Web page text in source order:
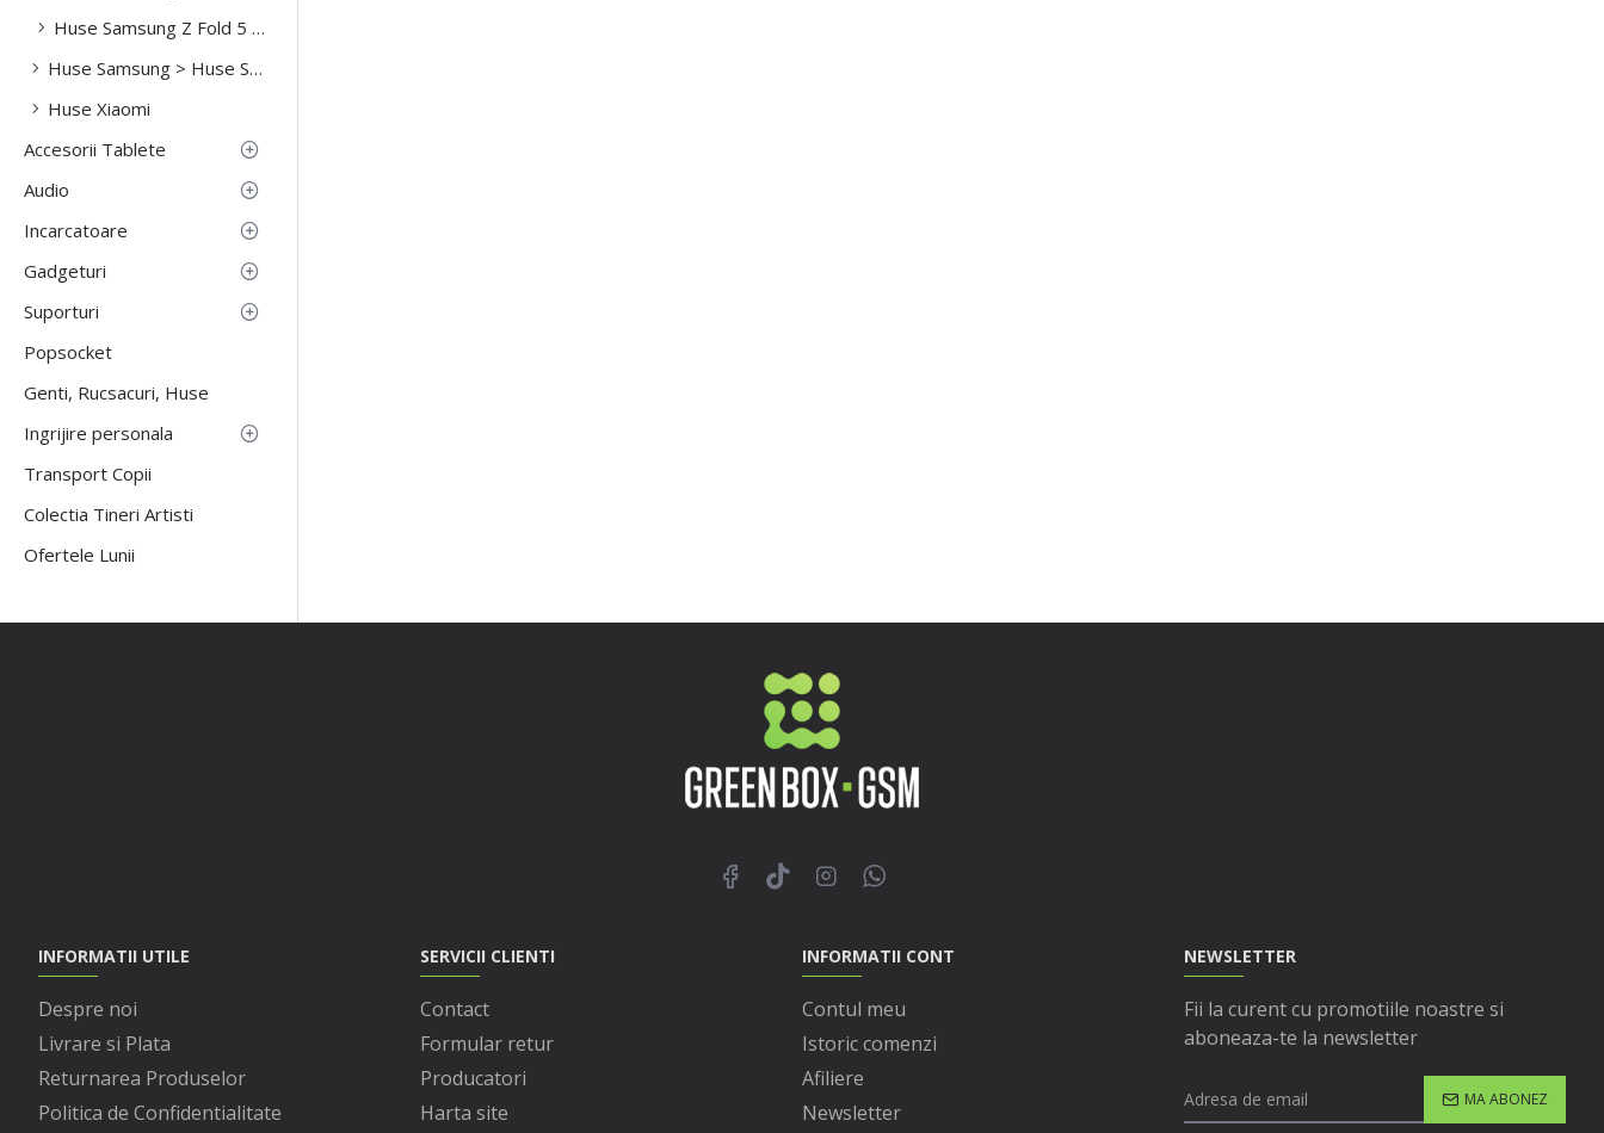
Huse Samsung Z Fold 5 -5g
Huse Samsung > Huse Samsung S23 Fe
Huse Xiaomi
Accesorii Tablete
Audio
Incarcatoare
Gadgeturi
Suporturi
Popsocket
Genti, Rucsacuri, Huse
Ingrijire personala
Transport Copii
Colectia Tineri Artisti
Ofertele Lunii
INFORMATII UTILE
Despre noi
Livrare si Plata
Returnarea Produselor
Politica de Confidentialitate
SERVICII CLIENTI
Contact
Formular retur
Producatori
Harta site
INFORMATII CONT
Contul meu
Istoric comenzi
Afiliere
Newsletter
NEWSLETTER
Fii la curent cu promotiile noastre si
aboneaza-te la newsletter
MA ABONEZ